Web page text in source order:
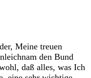
Meine treuen
den Bund
daß alles, was Ich